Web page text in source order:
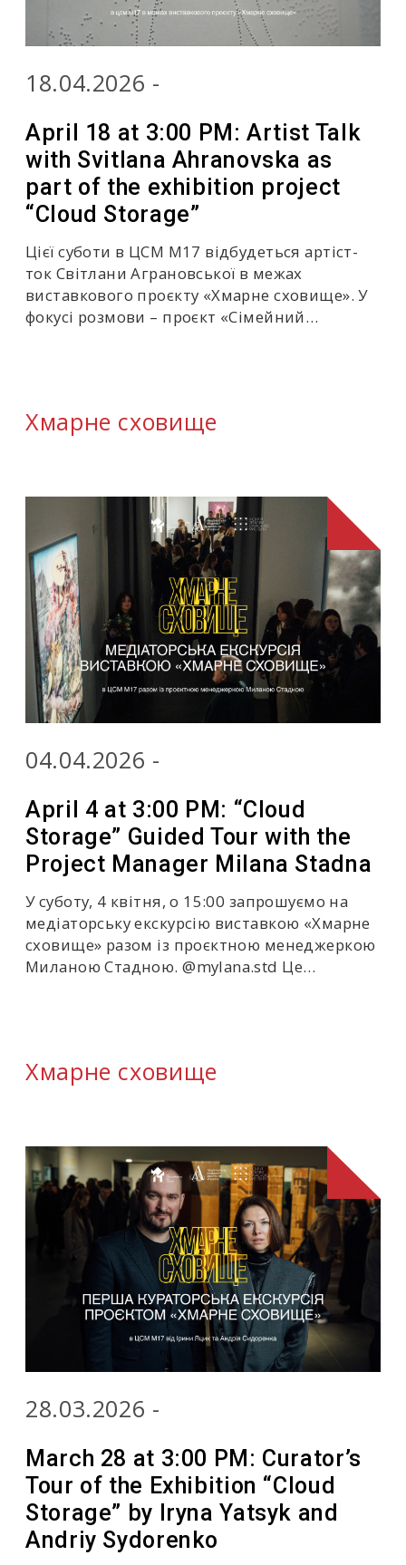
18.04.2026 -
April 18 at 3:00 PM: Artist Talk
with Svitlana Ahranovska as
part of the exhibition project
“Cloud Storage”
Цієї суботи в ЦСМ М17 відбудеться артіст-
ток Світлани Аграновської в межах
виставкового проєкту «Хмарне сховище». У
фокусі розмови – проєкт «Сімейний…
Хмарне сховище
04.04.2026 -
April 4 at 3:00 PM: “Cloud
Storage” Guided Tour with the
Project Manager Milana Stadna
У суботу, 4 квітня, о 15:00 запрошуємо на
медіаторську екскурсію виставкою «Хмарне
сховище» разом із проєктною менеджеркою
Миланою Стадною. @mylana.std Це…
Хмарне сховище
28.03.2026 -
March 28 at 3:00 PM: Curator’s
Tour of the Exhibition “Cloud
Storage” by Iryna Yatsyk and
Andriy Sydorenko